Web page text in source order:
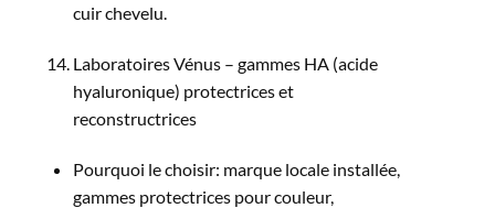
cuir chevelu.​
Laboratoires Vénus – gammes HA (acide
hyaluronique) protectrices et
reconstructrices
Pourquoi le choisir: marque locale installée,
gammes protectrices pour couleur,